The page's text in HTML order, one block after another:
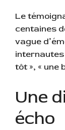
Le
centaines
vague
internautes
tôt », « une
Une
écho